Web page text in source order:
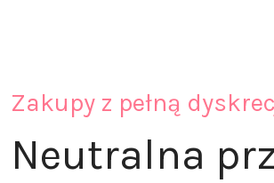
Zakupy z pełną
Neutralna